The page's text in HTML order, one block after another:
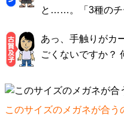
と……。「3種のチ
あっ、手触りがカ
ごくないですか
このサイズのメガネが合